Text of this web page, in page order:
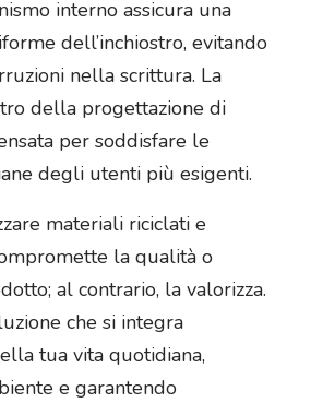
interno assicura una
dell’inchiostro, evitando
nella scrittura. La
della progettazione di
per soddisfare le
degli utenti più esigenti.
materiali riciclati e
la qualità o
al contrario, la valorizza.
che si integra
tua vita quotidiana,
e garantendo